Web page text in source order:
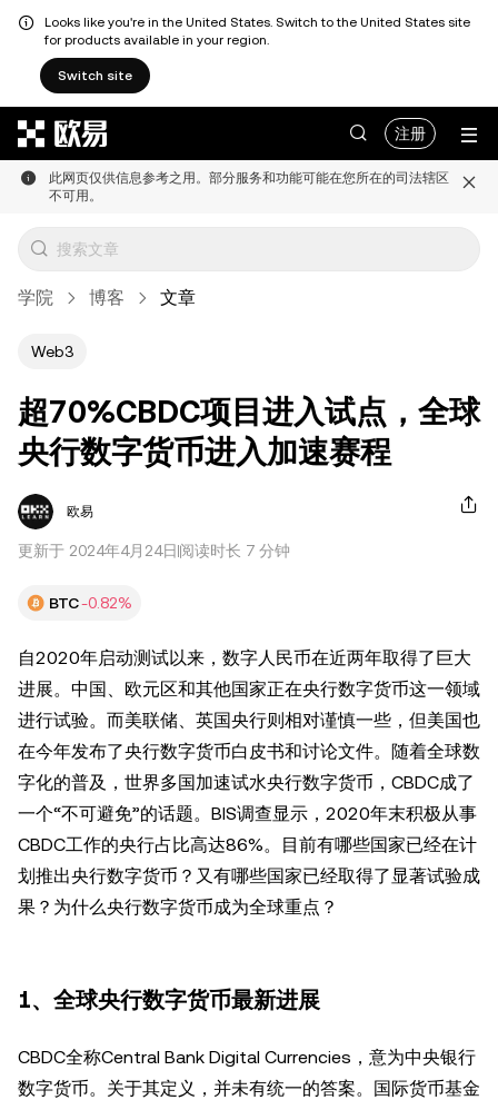
Looks like you're in the United States. Switch to the United States site
for products available in your region.
Switch site
注册
此网页仅供信息参考之用。部分服务和功能可能在您所在的司法辖区
不可用。
学院 博客 文章
Web3
超70%CBDC项目进入试点，全球
央行数字货币进入加速赛程
欧易
更新于 2024年4月24日 阅读时长 7 分钟
BTC-0.82%
自2020年启动测试以来，数字人民币在近两年取得了巨大
进展。中国、欧元区和其他国家正在央行数字货币这一领域
进行试验。而美联储、英国央行则相对谨慎一些，但美国也
在今年发布了央行数字货币白皮书和讨论文件。随着全球数
字化的普及，世界多国加速试水央行数字货币，CBDC成了
一个“不可避免”的话题。BIS调查显示，2020年末积极从事
CBDC工作的央行占比高达86%。目前有哪些国家已经在计
划推出央行数字货币？又有哪些国家已经取得了显著试验成
果？为什么央行数字货币成为全球重点？
1、全球央行数字货币最新进展
CBDC全称Central Bank Digital Currencies，意为中央银行
数字货币。关于其定义，并未有统一的答案。国际货币基金